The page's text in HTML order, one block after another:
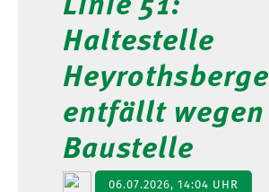
Haltestelle
Heyrothsberge
entfällt wegen
Baustelle
06.07.2026, 14:04 UHR